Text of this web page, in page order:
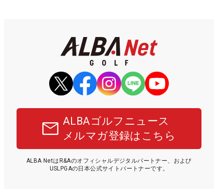
ALBAゴルフニュース
メルマガ登録はこちら
ALBA NetはR&Aのオフィシャルデジタルパートナー、および
USLPGAの日本公式サイトパートナーです。